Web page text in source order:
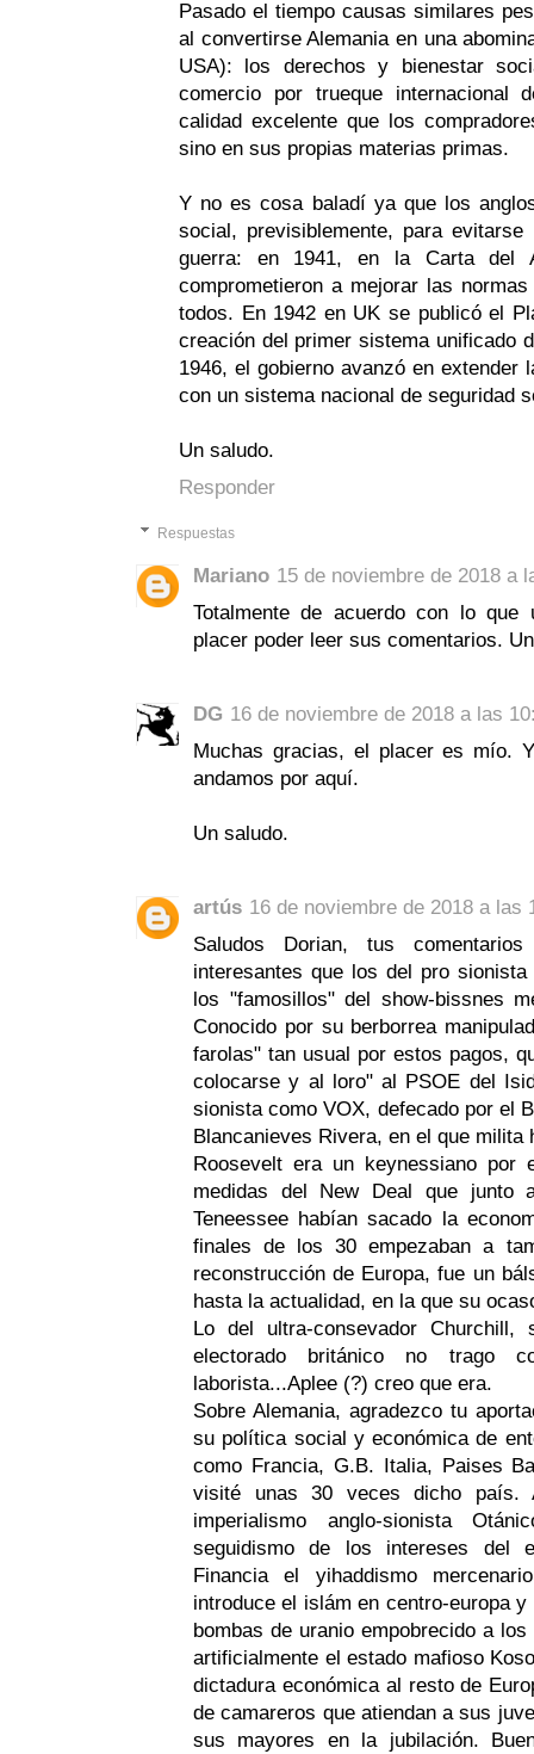
Pasado el tiempo causas similares
al convertirse Alemania en una
USA): los derechos y bienestar
comercio por trueque internacional
calidad excelente que los
sino en sus propias materias primas.
Y no es cosa baladí ya que los
social, previsiblemente, para
guerra: en 1941, en la Carta del
comprometieron a mejorar las
todos. En 1942 en UK se publicó el
creación del primer sistema unificado
1946, el gobierno avanzó en
con un sistema nacional de seguridad
Un saludo.
Responder
Respuestas
Mariano 15 de noviembre de 2018 a
Totalmente de acuerdo con lo que
placer poder leer sus comentarios.
DG 16 de noviembre de 2018 a las
Muchas gracias, el placer es mío.
andamos por aquí.
Un saludo.
artús 16 de noviembre de 2018 a las
Saludos Dorian, tus
interesantes que los del pro
los "famosillos" del show-bissnes
Conocido por su berborrea
farolas" tan usual por estos pagos,
colocarse y al loro" al PSOE del
sionista como VOX, defecado por el
Blancanieves Rivera, en el que milita
Roosevelt era un keynessiano
medidas del New Deal que junto
Teneessee habían sacado la
finales de los 30 empezaban a
reconstrucción de Europa, fue un
hasta la actualidad, en la que su
Lo del ultra-consevador
electorado británico no trago
laborista...Aplee (?) creo que era.
Sobre Alemania, agradezco tu
su política social y económica de
como Francia, G.B. Italia, Paises
visité unas 30 veces dicho
imperialismo anglo-sionista
seguidismo de los intereses del
Financia el yihaddismo
introduce el islám en centro-europa
bombas de uranio empobrecido a
artificialmente el estado mafioso
dictadura económica al resto de
de camareros que atiendan a sus
sus mayores en la jubilación.